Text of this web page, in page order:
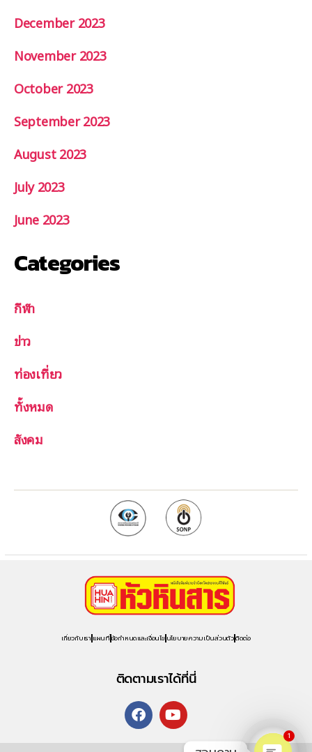
December 2023
November 2023
October 2023
September 2023
August 2023
July 2023
June 2023
Categories
กีฬา
ข่าว
ท่องเที่ยว
ทั้งหมด
สังคม
เกี่ยวกับเรา แผนที่ ข้อกำหนดและเงื่อนไข นโยบายความเป็นส่วนตัวติดต่อ
ติดตามเราได้ที่นี่
1